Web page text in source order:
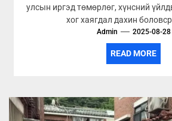
улсын иргэд төмөрлөг, хүнсний
хог хаягдал дахин
Admin 2025-08-28
READ MORE